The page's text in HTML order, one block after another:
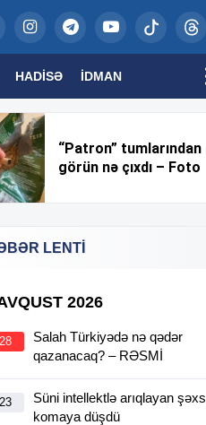
HADISƏ İDMAN
“Patron” tumlarından
görün nə çıxdı – Foto
LENTİ
2026
Salah Türkiyədə nə qədər
qazanacaq? – RƏSMİ
Süni intellektlə arıqlayan şəxs
komaya düşdü